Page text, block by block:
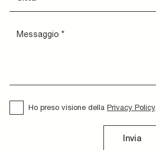
Ho preso visione della Privacy Policy
Invia